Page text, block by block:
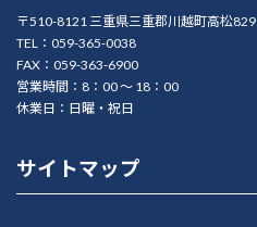
〒510-8121 三重県三重郡川越町高松829
TEL：059-365-0038
FAX：059-363-6900
営業時間：8：00 ～ 18：00
休業日：日曜・祝日
サイトマップ